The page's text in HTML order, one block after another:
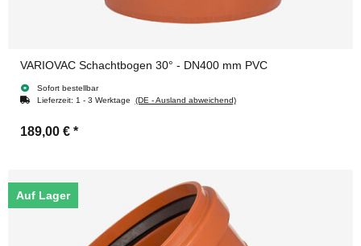
VARIOVAC Schachtbogen 30° - DN400 mm PVC
Sofort bestellbar
Lieferzeit: 1 - 3 Werktage (DE - Ausland abweichend)
189,00 € *
Auf Lager